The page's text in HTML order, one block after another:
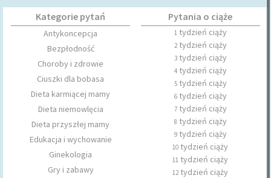
Kategorie pytań
Antykoncepcja
Bezpłodność
Choroby i zdrowie
Ciuszki dla bobasa
Dieta karmiącej mamy
Dieta niemowlęcia
Dieta przyszłej mamy
Edukacja i wychowanie
Ginekologia
Gry i zabawy
Pytania o ciąże
1tydzień ciąży
2tydzień ciąży
3tydzień ciąży
4tydzień ciąży
5tydzień ciąży
6tydzień ciąży
7tydzień ciąży
8 tydzień ciąży
9tydzień ciąży
10 tydzień ciąży
11 tydzień ciąży
12tydzień ciąży